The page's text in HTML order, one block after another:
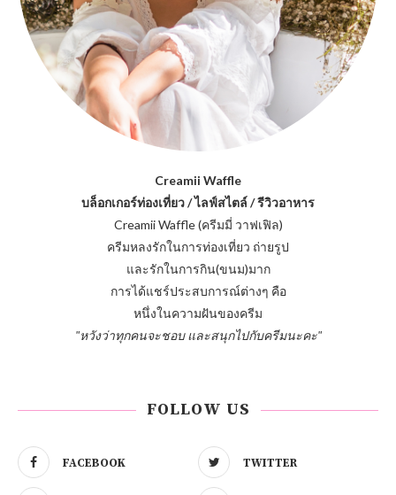
Creamii Waffle
บล็อกเกอร์ท่องเที่ยว / ไลฟ์สไตล์ / รีวิวอาหาร
Creamii Waffle (ครีมมี่ วาฟเฟิล)
ครีมหลงรักในการท่องเที่ยว ถ่ายรูป
และรักในการกิน(ขนม)มาก
การได้แชร์ประสบการณ์ต่างๆ คือ
หนึ่งในความฝันของครีม
"หวังว่าทุกคนจะชอบ และสนุกไปกับครีมนะคะ"
FOLLOW US
FACEBOOK TWITTER